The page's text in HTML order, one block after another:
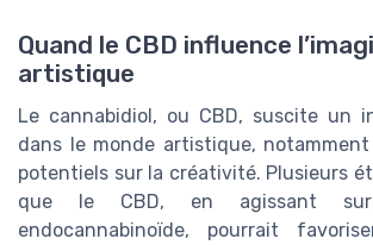
Quand le CBD influence
artistique
Le cannabidiol, ou CBD, suscite un
dans le monde artistique,
potentiels sur la créativité. Plusieurs
que le CBD, en agissant
endocannabinoïde, pourrait